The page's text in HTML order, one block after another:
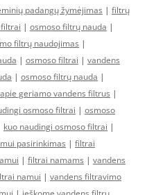
padangų žymėjimas | filtrų
| osmoso filtrų nauda |
filtrų naudojimas |
| osmoso filtrai | vandens
| osmoso filtrų nauda |
apie geriamo vandens filtrus |
osmoso filtrai | osmoso
kuo naudingi osmoso filtrai |
pasirinkimas | filtrai
| filtrai namams | vandens
namui | vandens filtravimo